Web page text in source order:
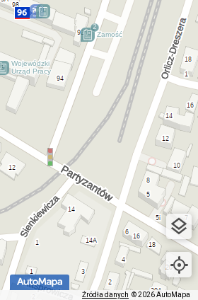
Źródła danych © 2026 AutoMapa